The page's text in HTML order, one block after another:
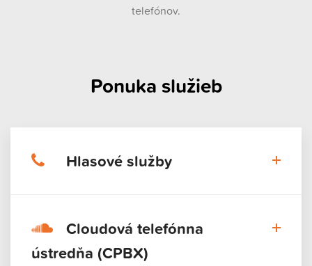
telefónov.
Ponuka služieb
Hlasové služby
Cloudová telefónna
ústredňa (CPBX)